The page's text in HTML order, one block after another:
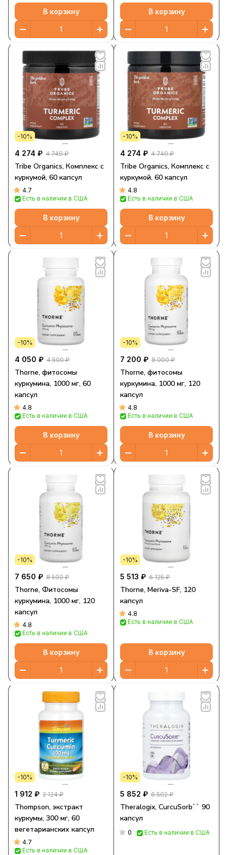
В корзину В корзину
-10%
4 274 ₽ 4 749 ₽
Tribe Organics, Комплекс с
куркумой, 60 капсул
4.7
Есть в наличии в США
В корзину
-10%
4 274 ₽ 4 749 ₽
Tribe Organics, Комплекс с
куркумой, 60 капсул
4.8
Есть в наличии в США
В корзину
-10%
4 050 ₽ 4 500 ₽
Thorne, фитосомы
куркумина, 1000 мг, 60
капсул
4.8
Есть в наличии в США
В корзину
-10%
7 200 ₽ 8 000 ₽
Thorne, фитосомы
куркумина, 1000 мг, 120
капсул
4.8
Есть в наличии в США
В корзину
-10%
7 650 ₽ 8 500 ₽
Thorne, Фитосомы
куркумина, 1000 мг, 120
капсул
4.8
Есть в наличии в США
В корзину
-10%
5 513 ₽ 6 125 ₽
Thorne, Meriva-SF, 120
капсул
4.8
Есть в наличии в США
В корзину
-10%
1 912 ₽ 2 124 ₽
Thompson, экстракт
куркумы, 300 мг, 60
вегетарианских капсул
4.7
Есть в наличии в США
-10%
5 852 ₽ 6 502 ₽
Theralogix, CurcuSorb`` 90
капсул
0 Есть в наличии в США